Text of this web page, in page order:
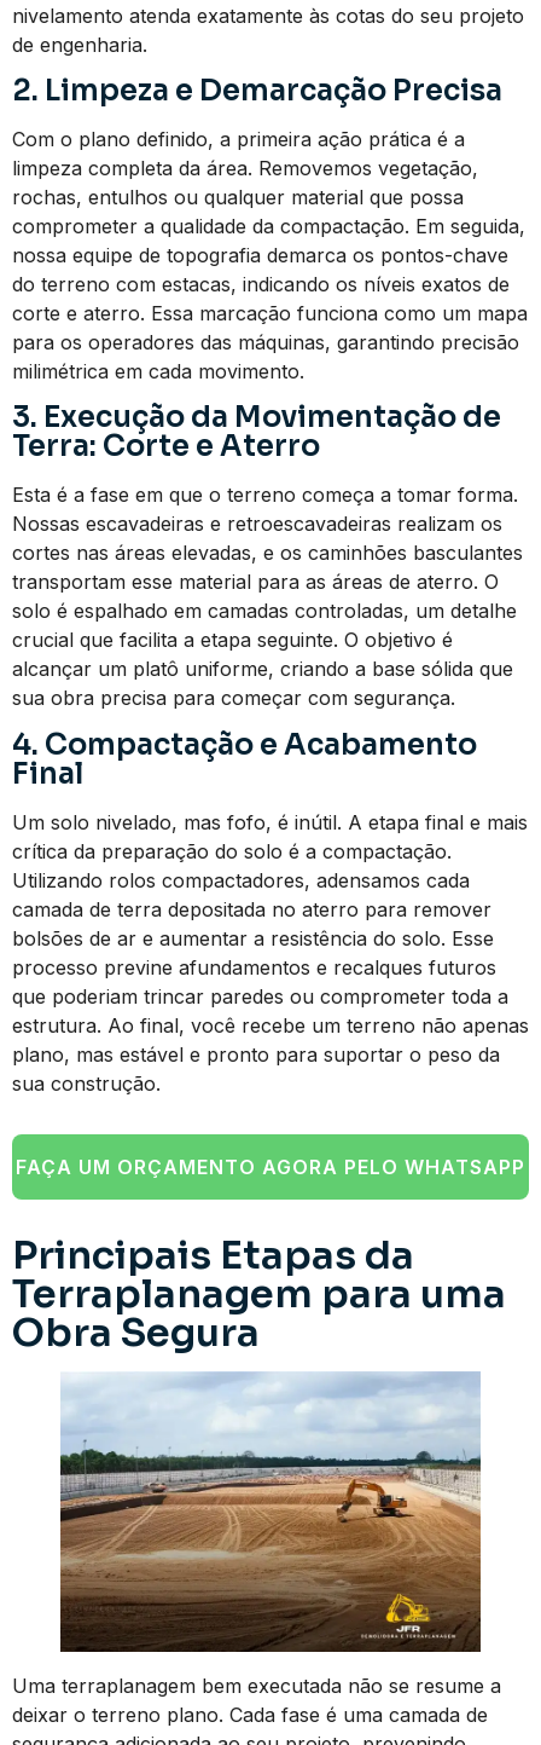
nivelamento atenda exatamente às cotas do seu projeto
de engenharia.
2. Limpeza e Demarcação Precisa
Com o plano definido, a primeira ação prática é a
limpeza completa da área. Removemos vegetação,
rochas, entulhos ou qualquer material que possa
comprometer a qualidade da compactação. Em seguida,
nossa equipe de topografia demarca os pontos-chave
do terreno com estacas, indicando os níveis exatos de
corte e aterro. Essa marcação funciona como um mapa
para os operadores das máquinas, garantindo precisão
milimétrica em cada movimento.
3. Execução da Movimentação de
Terra: Corte e Aterro
Esta é a fase em que o terreno começa a tomar forma.
Nossas escavadeiras e retroescavadeiras realizam os
cortes nas áreas elevadas, e os caminhões basculantes
transportam esse material para as áreas de aterro. O
solo é espalhado em camadas controladas, um detalhe
crucial que facilita a etapa seguinte. O objetivo é
alcançar um platô uniforme, criando a base sólida que
sua obra precisa para começar com segurança.
4. Compactação e Acabamento
Final
Um solo nivelado, mas fofo, é inútil. A etapa final e mais
crítica da preparação do solo é a compactação.
Utilizando rolos compactadores, adensamos cada
camada de terra depositada no aterro para remover
bolsões de ar e aumentar a resistência do solo. Esse
processo previne afundamentos e recalques futuros
que poderiam trincar paredes ou comprometer toda a
estrutura. Ao final, você recebe um terreno não apenas
plano, mas estável e pronto para suportar o peso da
sua construção.
FAÇA UM ORÇAMENTO AGORA PELO WHATSAPP
Principais Etapas da
Terraplanagem para uma
Obra Segura
Uma terraplanagem bem executada não se resume a
deixar o terreno plano. Cada fase é uma camada de